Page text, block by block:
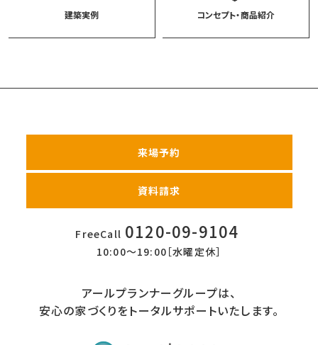
建築実例 コンセプト・商品紹介
来場予約
資料請求
FreeCall 0120-09-9104
10:00〜19:00［水曜定休］
アールプランナーグループは、
安心の家づくりをトータルサポートいたします。